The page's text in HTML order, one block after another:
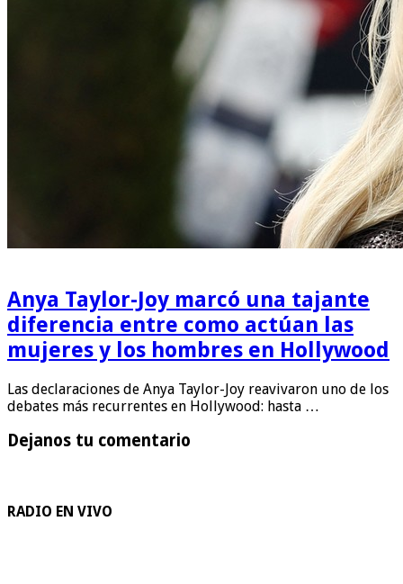
Anya Taylor-Joy marcó una tajante
diferencia entre como actúan las
mujeres y los hombres en Hollywood
Las declaraciones de Anya Taylor-Joy reavivaron uno de los
debates más recurrentes en Hollywood: hasta …
Dejanos tu comentario
RADIO EN VIVO